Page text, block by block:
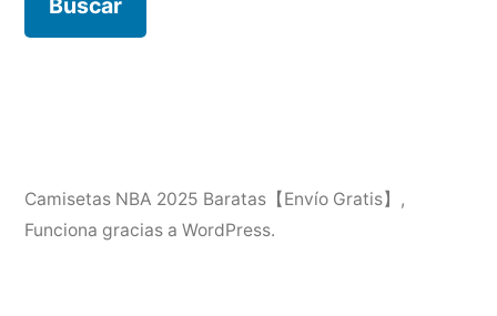
Camisetas NBA 2025 Baratas【Envío Gratis】
,
Funciona gracias a WordPress.